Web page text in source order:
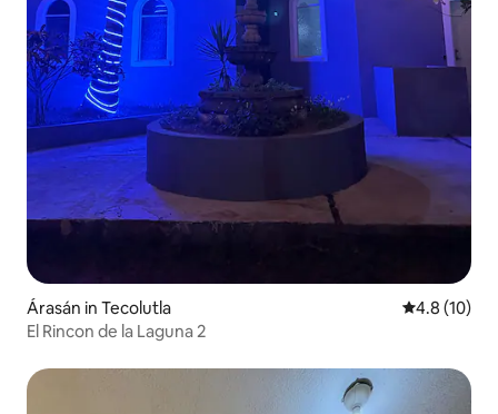
Árasán in Tecolutla Meánrátáil
4.8 (10)
El Rincon de la Laguna 2